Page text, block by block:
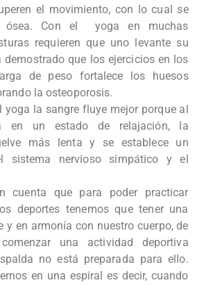
el movimiento, con lo cual se
ósea. Con el yoga en muchas
requieren que uno levante su
demostrado que los ejercicios en los
de peso fortalece los huesos
la osteoporosis.
yoga la sangre fluye mejor porque al
en un estado de relajación, la
más lenta y se establece un
sistema nervioso simpático y el
cuenta que para poder practicar
deportes tenemos que tener una
y en armonía con nuestro cuerpo, de
una actividad deportiva
no está preparada para ello.
en una espiral es decir, cuando